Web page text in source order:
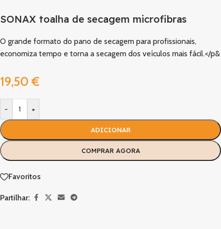
SONAX toalha de secagem microfibras
O grande formato do pano de secagem para profissionais,
economiza tempo e torna a secagem dos veículos mais fácil.</p&
19,50 €
- +
ADICIONAR
COMPRAR AGORA
Favoritos
Partilhar: